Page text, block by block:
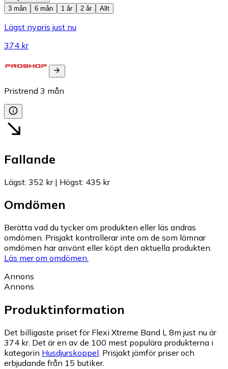
3 mån
6 mån 1 år 2 år Allt
Lägst nypris just nu
374 kr
Pristrend 3 mån
Fallande
Lägst: 352 kr| Högst: 435 kr
Omdömen
Berätta vad du tycker om produkten eller läs andras
omdömen. Prisjakt kontrollerar inte om de som lämnar
omdömen har använt eller köpt den aktuella produkten.
Läs mer om omdömen.
Annons
Annons
Produktinformation
Det billigaste priset för Flexi Xtreme Band L 8m just nu är
374 kr. Det är en av de 100 mest populära produkterna i
kategorin Husdjurskoppel. Prisjakt jämför priser och
erbjudande från 15 butiker.